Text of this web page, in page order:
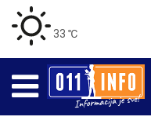
33 ℃